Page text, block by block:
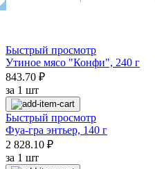
Быстрый просмотр
Утиное мясо "Конфи", 240 г
843.70 ₽
за 1 шт
Быстрый просмотр
Фуа-гра энтьер, 140 г
2 828.10 ₽
за 1 шт